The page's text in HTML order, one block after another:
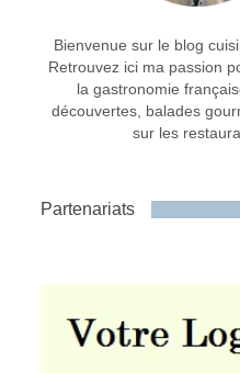
Bienvenue sur le blog
Retrouvez ici ma passion
la gastronomie
découvertes, balades
sur les
Partenariats